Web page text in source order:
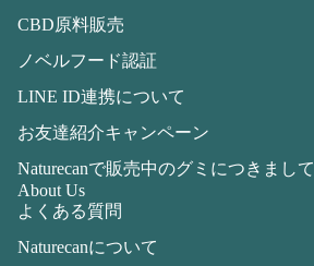
CBD原料販売
ノベルフード認証
LINE ID連携について
お友達紹介キャンペーン
Naturecanで販売中のグミにつきまして
About Us
よくある質問
Naturecanについて